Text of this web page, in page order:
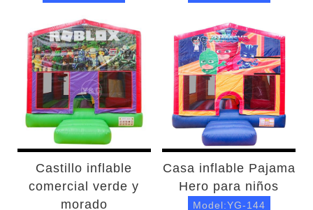
Castillo inflable
comercial verde y
morado
Casa inflable Pajama
Hero para niños
Model:YG-144